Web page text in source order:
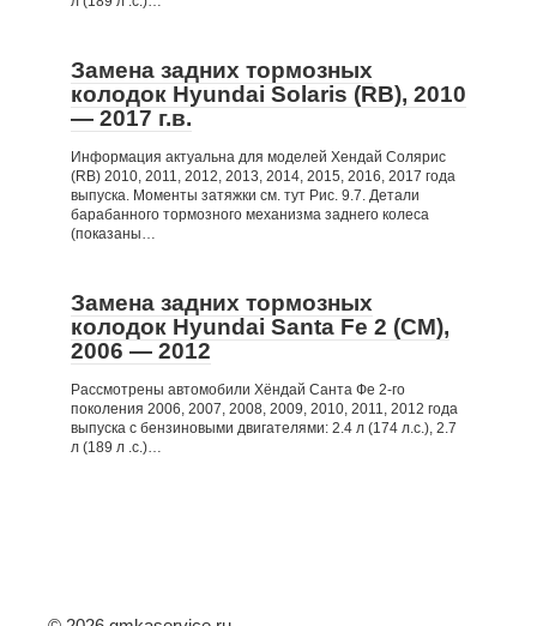
Замена задних тормозных
колодок Hyundai Solaris (RB), 2010
— 2017 г.в.
Информация актуальна для моделей Хендай Солярис
(RB) 2010, 2011, 2012, 2013, 2014, 2015, 2016, 2017 года
выпуска. Моменты затяжки см. тут Рис. 9.7. Детали
барабанного тормозного механизма заднего колеса
(показаны…
Замена задних тормозных
колодок Hyundai Santa Fe 2 (CM),
2006 — 2012
Рассмотрены автомобили Хёндай Санта Фе 2-го
поколения 2006, 2007, 2008, 2009, 2010, 2011, 2012 года
выпуска с бензиновыми двигателями: 2.4 л (174 л.с.), 2.7
л (189 л .с.)…